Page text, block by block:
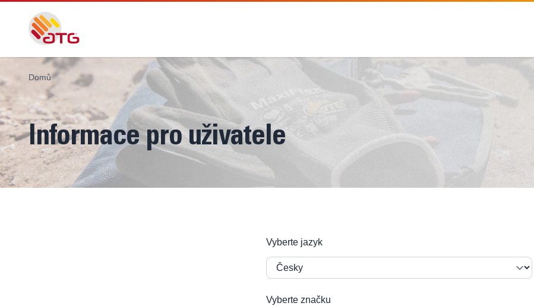
Domů
Informace pro uživatele
Vyberte jazyk
Vyberte značku